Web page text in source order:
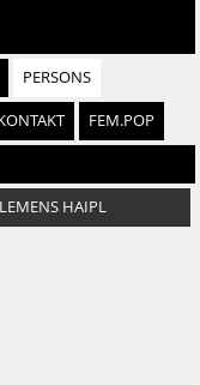
PERSONS
FEM.POP
HAIPL